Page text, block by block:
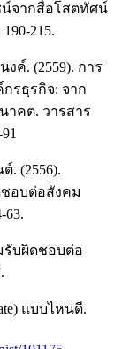
น์จากสื่อโสตทัศน์
215.
ค์. (2559). การ
รธุรกิจ: จาก
าคต. วารสาร
. (2556).
อบต่อสังคม
63.
บผิดชอบต่อ
แบบไหนดี.